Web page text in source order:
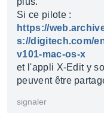
Si ce pilote :
https://
s://digitech.com/
v101-mac-os-x
et l'appli X-Edit y
peuvent être
signaler